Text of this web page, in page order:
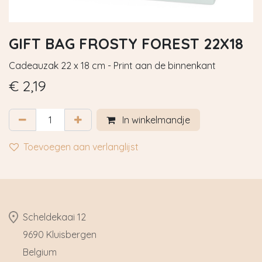
GIFT BAG FROSTY FOREST 22X18
Cadeauzak 22 x 18 cm - Print aan de binnenkant
€ 2,19
In winkelmandje
Toevoegen aan verlanglijst
​Scheldekaai 12
9690 Kluisbergen
​Belgium